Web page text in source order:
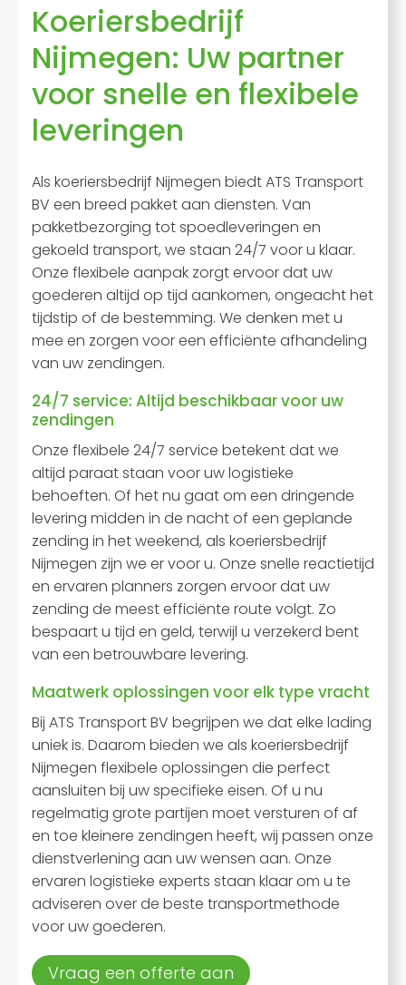
Koeriersbedrijf
Nijmegen: Uw partner
voor snelle en flexibele
leveringen
Als koeriersbedrijf Nijmegen biedt ATS Transport
BV een breed pakket aan diensten. Van
pakketbezorging tot spoedleveringen en
gekoeld transport, we staan 24/7 voor u klaar.
Onze flexibele aanpak zorgt ervoor dat uw
goederen altijd op tijd aankomen, ongeacht het
tijdstip of de bestemming. We denken met u
mee en zorgen voor een efficiënte afhandeling
van uw zendingen.
24/7 service: Altijd beschikbaar voor uw
zendingen
Onze flexibele 24/7 service betekent dat we
altijd paraat staan voor uw logistieke
behoeften. Of het nu gaat om een dringende
levering midden in de nacht of een geplande
zending in het weekend, als koeriersbedrijf
Nijmegen zijn we er voor u. Onze snelle reactietijd
en ervaren planners zorgen ervoor dat uw
zending de meest efficiënte route volgt. Zo
bespaart u tijd en geld, terwijl u verzekerd bent
van een betrouwbare levering.
Maatwerk oplossingen voor elk type vracht
Bij ATS Transport BV begrijpen we dat elke lading
uniek is. Daarom bieden we als koeriersbedrijf
Nijmegen flexibele oplossingen die perfect
aansluiten bij uw specifieke eisen. Of u nu
regelmatig grote partijen moet versturen of af
en toe kleinere zendingen heeft, wij passen onze
dienstverlening aan uw wensen aan. Onze
ervaren logistieke experts staan klaar om u te
adviseren over de beste transportmethode
voor uw goederen.
Vraag een offerte aan